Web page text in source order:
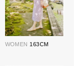
WOMEN 163CM